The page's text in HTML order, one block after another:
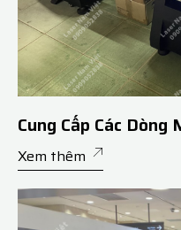
Cung Cấp Các
Xem thêm